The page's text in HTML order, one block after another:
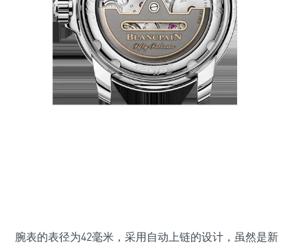
腕表的表径为42毫米，采用自动上链的设计，虽然是新